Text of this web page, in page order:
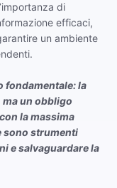
di
efficaci,
un ambiente
fondamentale: la
un obbligo
la massima
sono strumenti
e salvaguardare la